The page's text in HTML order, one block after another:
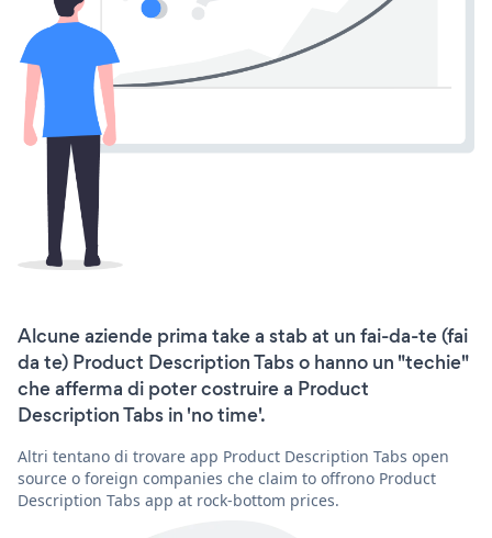
Alcune aziende prima take a stab at un fai-da-te (fai
da te) Product Description Tabs o hanno un "techie"
che afferma di poter costruire a Product
Description Tabs in 'no time'.
Altri tentano di trovare app Product Description Tabs open
source o foreign companies che claim to offrono Product
Description Tabs app at rock-bottom prices.